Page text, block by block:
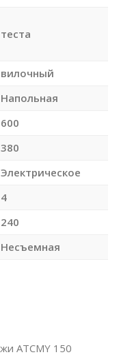
теста
вилочный
Напольная
600
380
Электрическое
4
240
Несъемная
ATCMY 150